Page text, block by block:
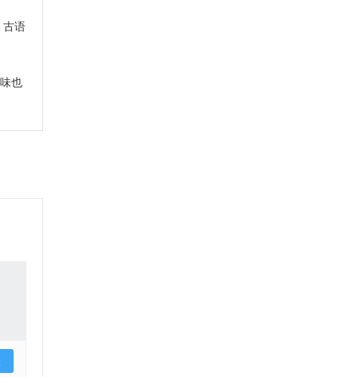
古语
也